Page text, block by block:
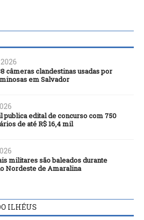
câmeras clandestinas usadas por
em Salvador
publica edital de concurso com 750
de até R$ 16,4 mil
militares são baleados durante
Nordeste de Amaralina
ILHÉUS